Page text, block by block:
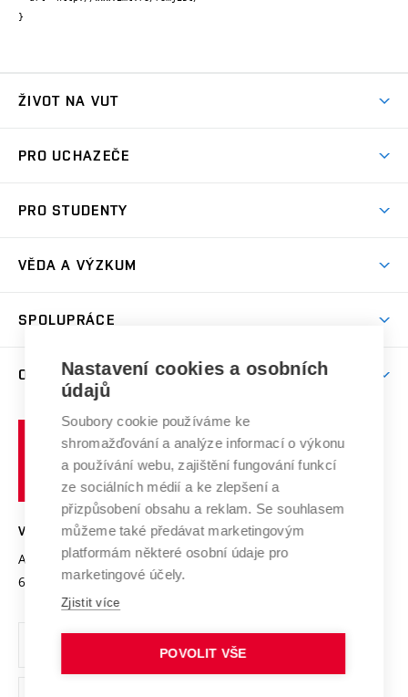
}
ŽIVOT NA VUT
Koleje
Sport na VUT
PRO UCHAZEČE
Dny otevřených dveří
Celoživotní vzdělávání
E-přihláška
PRO STUDENTY
Harmonogram akademického roku
Závěrečné práce
Doktorské studium
Zpracování osobních údajů studentů
Sociální bezpečí
Studium bez bariér
Podpora podnikání
VĚDA A VÝZKUM
Mezinárodní vědecká rada
Systém zajišťování kvality výzkumu
Výzkumné infrastruktury
Transfer znalostí
Open Science
Projekty
Projekty ze strukturálních fondů
Specifický výzkum
SPOLUPRÁCE
Firemní spolupráce
Zahraniční spolupráce
Spolupráce se školami
Mezinárodní dohody
Univerzitní sítě
O UNIVERZITĚ
Profil univerzity
Udržitelná univerzita
Podnikavá univerzita / ContriBUTe
Bezpečná univerzita
Vyznamenání
Organizační struktura
Ochrana osobních údajů
učení
technické
Brně
VYSOKÉ UČENÍ TECHNICKÉ V BRNĚ
Antonínská 548/1
602 00 Brno
www.vut.cz
vut@vutbr.cz
Nastavení cookies a osobních
údajů
Soubory cookie používáme ke
shromažďování a analýze informací o výkonu
a používání webu, zajištění fungování funkcí
ze sociálních médií a ke zlepšení a
přizpůsobení obsahu a reklam. Se souhlasem
můžeme také předávat marketingovým
platformám některé osobní údaje pro
marketingové účely.
Zjistit více
POVOLIT VŠE